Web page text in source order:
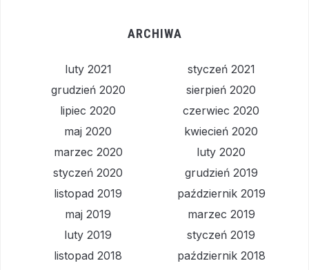
ARCHIWA
luty 2021
styczeń 2021
grudzień 2020
sierpień 2020
lipiec 2020
czerwiec 2020
maj 2020
kwiecień 2020
marzec 2020
luty 2020
styczeń 2020
grudzień 2019
listopad 2019
październik 2019
maj 2019
marzec 2019
luty 2019
styczeń 2019
listopad 2018
październik 2018